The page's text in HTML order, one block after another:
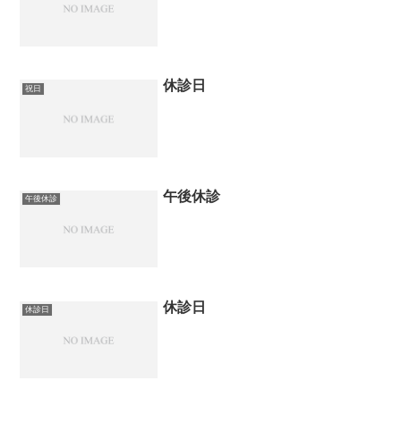
祝日 休診日
午後休診 午後休診
休診日 休診日